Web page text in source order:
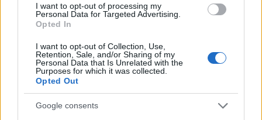
I want to opt-out of processing my
Personal Data for Targeted Advertising.
Opted In
I want to opt-out of Collection, Use,
Retention, Sale, and/or Sharing of my
Personal Data that Is Unrelated with the
Purposes for which it was collected.
Opted Out
Google consents